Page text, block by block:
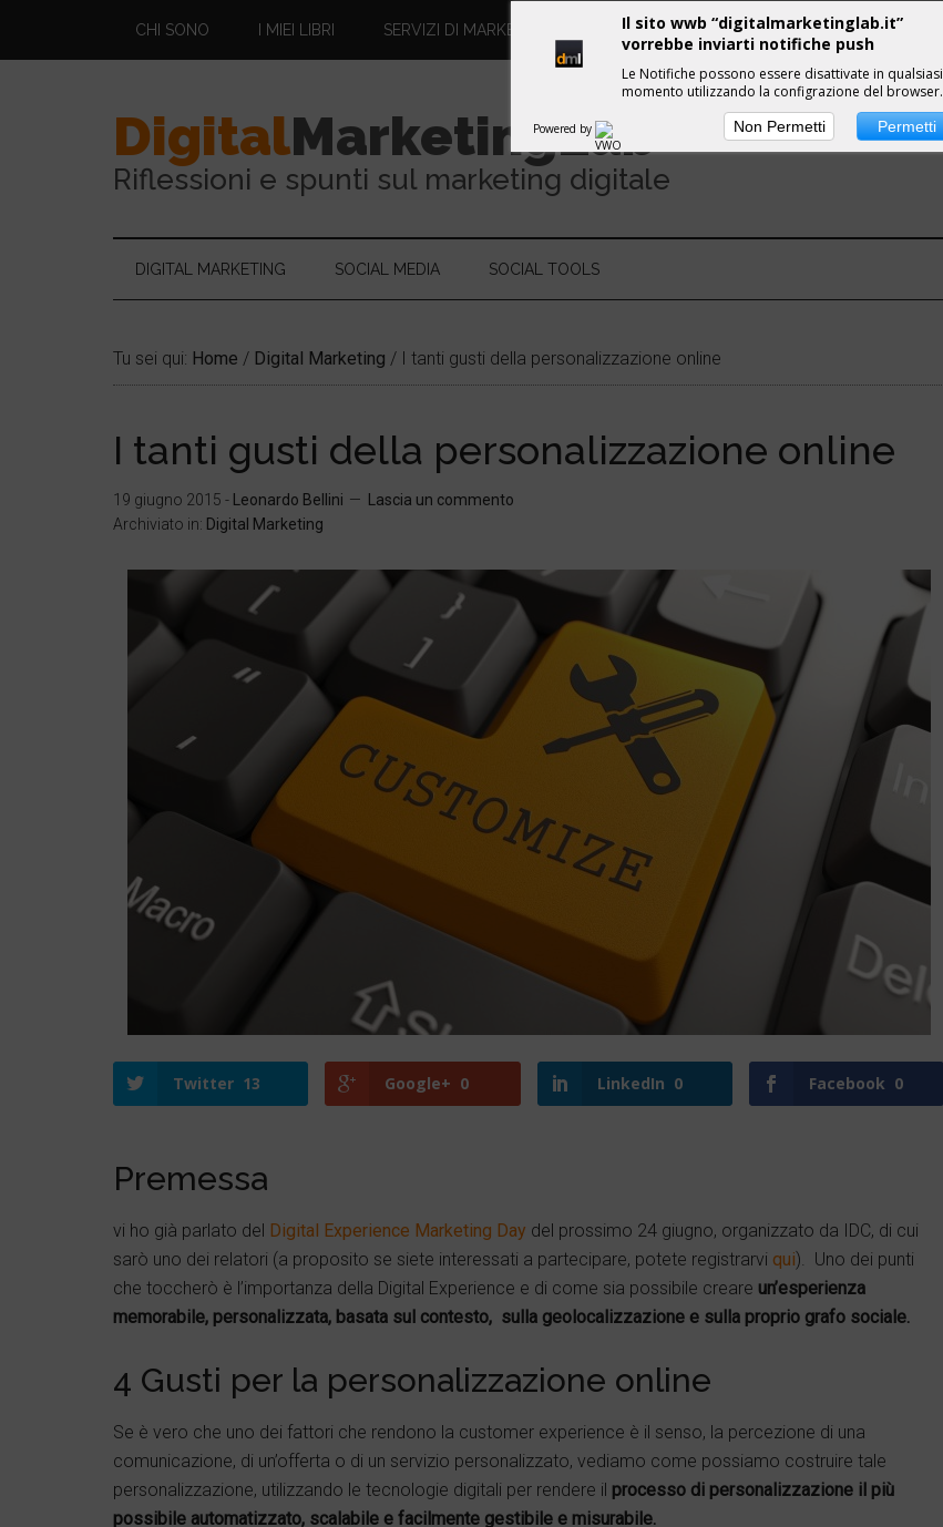
CHI SONO I MIEI LIBRI SERVIZI DI MARKETING DIGITALE PROPULSE WORKSHOPS
DigitalMarketingLab
Riflessioni e spunti sul marketing digitale
DIGITAL MARKETING SOCIAL MEDIA SOCIAL TOOLS
Tu sei qui: Home / Digital Marketing / I tanti gusti della personalizzazione online
I tanti gusti della personalizzazione online
19 giugno 2015 - Leonardo Bellini
Lascia un commento
Archiviato in: Digital Marketing
Twitter 13 Google+ 0 LinkedIn 0 Facebook 0
Premessa
vi ho già parlato del Digital Experience Marketing Day del prossimo 24 giugno, organizzato da IDC, di cui
sarò uno dei relatori (a proposito se siete interessati a partecipare, potete registrarvi qui). Uno dei punti
che toccherò è l’importanza della Digital Experience e di come sia possibile creare un’esperienza
memorabile, personalizzata, basata sul contesto, sulla geolocalizzazione e sulla proprio grafo sociale.
4 Gusti per la personalizzazione online
Se è vero che uno dei fattori che rendono la customer experience è il senso, la percezione di una
comunicazione, di un’offerta o di un servizio personalizzato, vediamo come possiamo costruire tale
personalizzazione, utilizzando le tecnologie digitali per rendere il processo di personalizzazione il più
possibile automatizzato, scalabile e facilmente gestibile e misurabile.
Il sito wwb “digitalmarketinglab.it”
vorrebbe inviarti notifiche push
Le Notifiche possono essere disattivate in qualsiasi
momento utilizzando la configrazione del browser.
Powered by Non Permetti Permetti